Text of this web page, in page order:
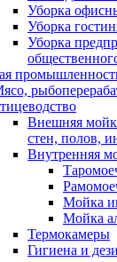
Уборка
Уборка
Уборка
Внешняя
стен, полов,
Внутренняя
Мойка
Мойка
Термокамеры
Гигиена и